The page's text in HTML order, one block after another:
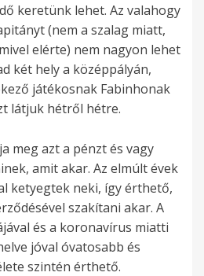
keretünk lehet. Az valahogy
(nem a szalag miatt,
elérte) nem nagyon lehet
két hely a középpályán,
játékosnak Fabinhonak
látjuk hétről hétre.
meg azt a pénzt és vagy
amit akar. Az elmúlt évek
ketyegtek neki, így érthető,
szakítani akar. A
és a koronavírus miatti
jóval óvatosabb és
szintén érthető.